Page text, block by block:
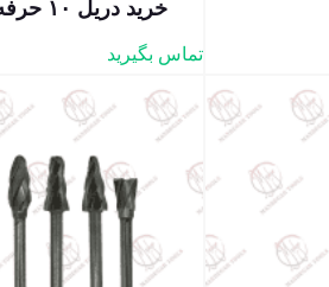
خرید دریل ۱۰ حرفه ای ATPro
تماس بگیرید